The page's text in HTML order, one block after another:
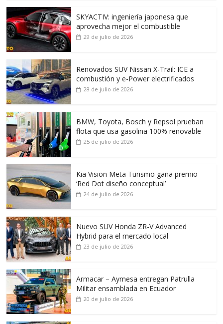
SKYACTIV: ingeniería japonesa que
aprovecha mejor el combustible
29 de julio de 2026
Renovados SUV Nissan X-Trail: ICE a
combustión y e-Power electrificados
28 de julio de 2026
BMW, Toyota, Bosch y Repsol prueban
flota que usa gasolina 100% renovable
25 de julio de 2026
Kia Vision Meta Turismo gana premio
‘Red Dot diseño conceptual’
24 de julio de 2026
Nuevo SUV Honda ZR-V Advanced
Hybrid para el mercado local
23 de julio de 2026
Armacar – Aymesa entregan Patrulla
Militar ensamblada en Ecuador
20 de julio de 2026